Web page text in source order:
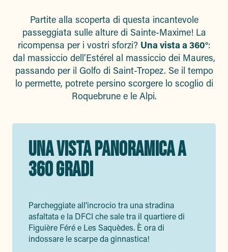
Partite alla scoperta di questa incantevole
passeggiata sulle alture di Sainte-Maxime! La
ricompensa per i vostri sforzi? Una vista a 360°:
dal massiccio dell’Estérel al massiccio dei Maures,
passando per il Golfo di Saint-Tropez. Se il tempo
lo permette, potrete persino scorgere lo scoglio di
Roquebrune e le Alpi.
UNA VISTA PANORAMICA A
360 GRADI
Parcheggiate all’incrocio tra una stradina
asfaltata e la DFCI che sale tra il quartiere di
Figuière Féré e Les Saquèdes. È ora di
indossare le scarpe da ginnastica!